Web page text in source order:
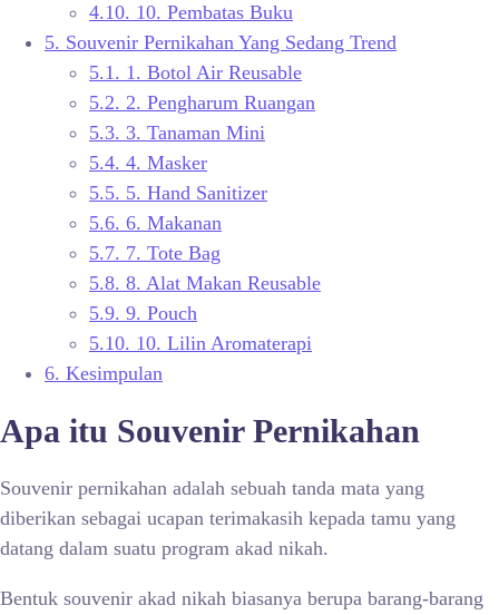
4.10. 10. Pembatas Buku
5. Souvenir Pernikahan Yang Sedang Trend
5.1. 1. Botol Air Reusable
5.2. 2. Pengharum Ruangan
5.3. 3. Tanaman Mini
5.4. 4. Masker
5.5. 5. Hand Sanitizer
5.6. 6. Makanan
5.7. 7. Tote Bag
5.8. 8. Alat Makan Reusable
5.9. 9. Pouch
5.10. 10. Lilin Aromaterapi
6. Kesimpulan
Apa itu Souvenir Pernikahan
Souvenir pernikahan adalah sebuah tanda mata yang
diberikan sebagai ucapan terimakasih kepada tamu yang
datang dalam suatu program akad nikah.
Bentuk souvenir akad nikah biasanya berupa barang-barang